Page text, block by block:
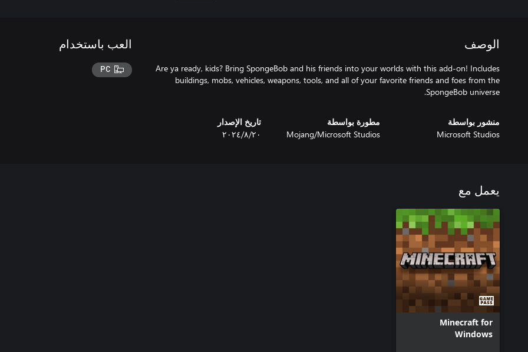
الوصف
Are ya ready, kids? Bring SpongeBob and his friends into your worlds with this add-on! Includes
buildings, mobs, vehicles, weapons, tools, and all of your favorite friends and foes from the
SpongeBob universe.
منشور بواسطة
Microsoft Studios
مطورة بواسطة
Mojang/Microsoft Studios
تاريخ الإصدار
٢٠‏/٨‏/٢٠٢٤
العب باستخدام
PC
يعمل مع
Minecraft for
Windows